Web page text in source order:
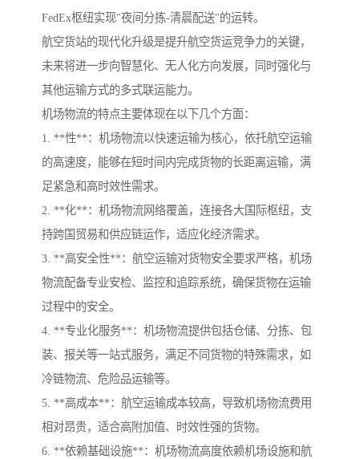
FedEx枢纽实现"夜间分拣-清晨配送"的运转。
航空货站的现代化升级是提升航空货运竞争力的关键，
未来将进一步向智慧化、无人化方向发展，同时强化与
其他运输方式的多式联运能力。
机场物流的特点主要体现在以下几个方面：
1. **性**：机场物流以快速运输为核心，依托航空运输
的高速度，能够在短时间内完成货物的长距离运输，满
足紧急和高时效性需求。
2. **化**：机场物流网络覆盖，连接各大国际枢纽，支
持跨国贸易和供应链运作，适应化经济需求。
3. **高安全性**：航空运输对货物安全要求严格，机场
物流配备专业安检、监控和追踪系统，确保货物在运输
过程中的安全。
4. **专业化服务**：机场物流提供包括仓储、分拣、包
装、报关等一站式服务，满足不同货物的特殊需求，如
冷链物流、危险品运输等。
5. **高成本**：航空运输成本较高，导致机场物流费用
相对昂贵，适合高附加值、时效性强的货物。
6. **依赖基础设施**：机场物流高度依赖机场设施和航